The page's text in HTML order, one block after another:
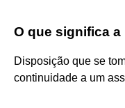
O que significa
Disposição que se
continuidade a um